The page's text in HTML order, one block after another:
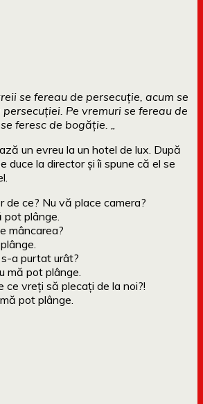
se fereau de persecuție, acum se
Pe vremuri se fereau de
feresc de bogăție. „
un evreu la un hotel de lux. După
duce la director şi îi spune că el se
de ce? Nu vă place camera?
pot plânge.
mâncarea?
s-a purtat urât?
mă pot plânge.
ce vreţi să plecaţi de la noi?!
pot plânge.